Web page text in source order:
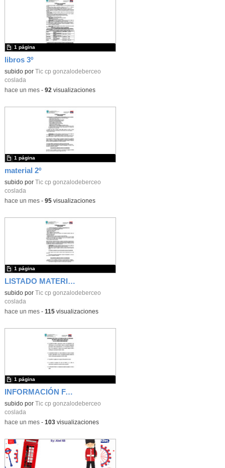
libros 3º
subido por Tic cp gonzalodeberceo
coslada
1 página
-hace un mes- 92 visualizaciones
material 2º
subido por Tic cp gonzalodeberceo
coslada
1 página
-hace un mes- 95visualizaciones
LISTADO MATERIAL 1º
subido por Tic cp gonzalodeberceo
coslada
1 página
-hace un mes- 115visualizaciones
INFORMACIÓN FAMILIAS INFANTIL
subido por Tic cp gonzalodeberceo
coslada
1 página
-hace un mes- 103visualizaciones